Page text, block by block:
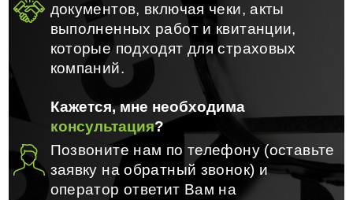
документов, включая чеки, акты
выполненных работ и квитанции,
которые подходят для страховых
компаний.
Кажется, мне необходима
консультация?
Позвоните нам по телефону (оставьте
заявку на обратный звонок) и
оператор ответит Вам на